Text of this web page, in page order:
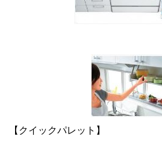
【クイックパレット】